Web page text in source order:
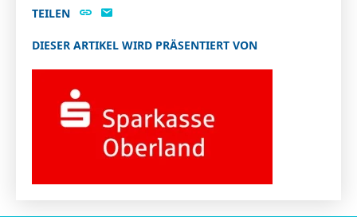
TEILEN
DIESER ARTIKEL WIRD PRÄSENTIERT VON